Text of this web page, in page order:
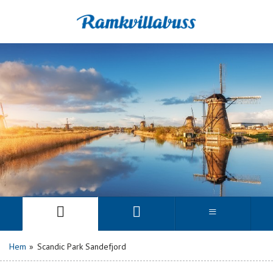
Hem » Scandic Park Sandefjord